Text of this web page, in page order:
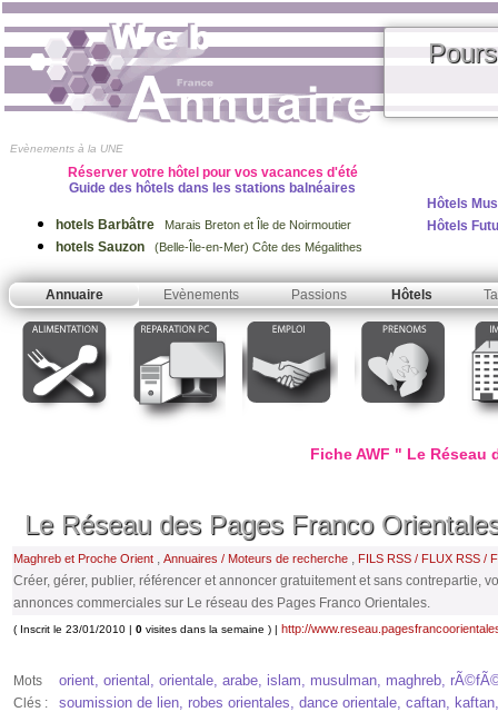
Evènements à la UNE
Réserver votre hôtel pour vos vacances d'été
Guide des hôtels dans les stations balnéaires
hotels Barbâtre Marais Breton et Île de Noirmoutier
hotels Sauzon (Belle-Île-en-Mer) Côte des Mégalithes
Hôtels
Hôtels
Annuaire Evènements Passions Hôtels
Fiche AWF " Le Réseau
Le Réseau des Pages Franco
Maghreb et Proche Orient , Annuaires / Moteurs de recherche , FILS RSS / FLUX RSS /
Créer, gérer, publier, référencer et annoncer gratuitement et sans contrepartie,
annonces commerciales sur Le réseau des Pages Franco Orientales.
( Inscrit le 23/01/2010 | 0 visites dans la semaine ) | http://
Mots
Clés :
orient, oriental, orientale, arabe, islam, musulman, maghreb,
soumission de lien, robes orientales, dance orientale, caftan,